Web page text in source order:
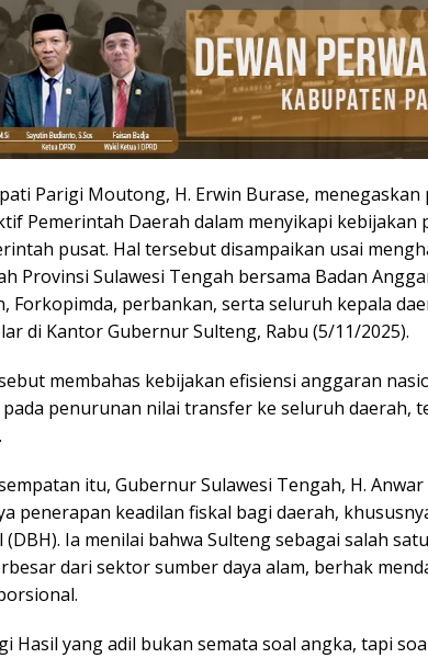
Parigi Moutong, H. Erwin Burase,
Pemerintah Daerah dalam menyikapi
pusat. Hal tersebut disampaikan usai
Provinsi Sulawesi Tengah bersama Badan
Forkopimda, perbankan, serta seluruh kepala
di Kantor Gubernur Sulteng, Rabu (5/11/2025).
membahas kebijakan efisiensi anggaran
penurunan nilai transfer ke seluruh daerah,
itu, Gubernur Sulawesi Tengah, H.
penerapan keadilan fiskal bagi daerah,
(DBH). Ia menilai bahwa Sulteng sebagai salah
dari sektor sumber daya alam, berhak
Hasil yang adil bukan semata soal angka, tapi